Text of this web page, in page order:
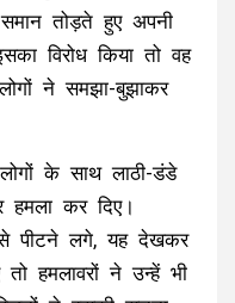
तोड़ते हुए अपनी
विरोध किया तो वह
ने समझा-बुझाकर
के साथ लाठी-डंडे
कर दिए।
से पीटने लगे, यह देखकर
हमलावरों ने उन्हें भी